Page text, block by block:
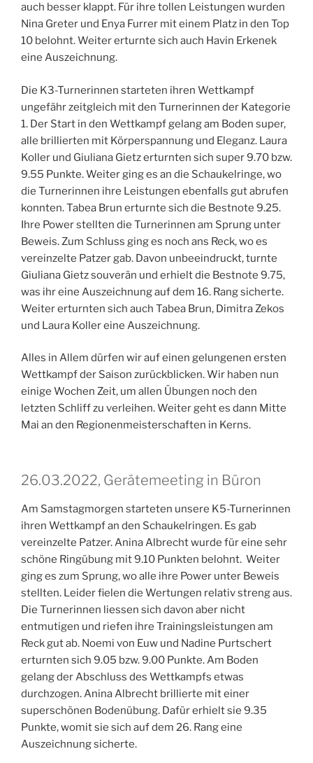
auch besser klappt. Für ihre tollen Leistungen wurden
Nina Greter und Enya Furrer mit einem Platz in den Top
10 belohnt. Weiter erturnte sich auch Havin Erkenek
eine Auszeichnung.
Die K3-Turnerinnen starteten ihren Wettkampf
ungefähr zeitgleich mit den Turnerinnen der Kategorie
1. Der Start in den Wettkampf gelang am Boden super,
alle brillierten mit Körperspannung und Eleganz. Laura
Koller und Giuliana Gietz erturnten sich super 9.70 bzw.
9.55 Punkte. Weiter ging es an die Schaukelringe, wo
die Turnerinnen ihre Leistungen ebenfalls gut abrufen
konnten. Tabea Brun erturnte sich die Bestnote 9.25.
Ihre Power stellten die Turnerinnen am Sprung unter
Beweis. Zum Schluss ging es noch ans Reck, wo es
vereinzelte Patzer gab. Davon unbeeindruckt, turnte
Giuliana Gietz souverän und erhielt die Bestnote 9.75,
was ihr eine Auszeichnung auf dem 16. Rang sicherte.
Weiter erturnten sich auch Tabea Brun, Dimitra Zekos
und Laura Koller eine Auszeichnung.
Alles in Allem dürfen wir auf einen gelungenen ersten
Wettkampf der Saison zurückblicken. Wir haben nun
einige Wochen Zeit, um allen Übungen noch den
letzten Schliff zu verleihen. Weiter geht es dann Mitte
Mai an den Regionenmeisterschaften in Kerns.
26.03.2022, Gerätemeeting in Büron
Am Samstagmorgen starteten unsere K5-Turnerinnen
ihren Wettkampf an den Schaukelringen. Es gab
vereinzelte Patzer. Anina Albrecht wurde für eine sehr
schöne Ringübung mit 9.10 Punkten belohnt. Weiter
ging es zum Sprung, wo alle ihre Power unter Beweis
stellten. Leider fielen die Wertungen relativ streng aus.
Die Turnerinnen liessen sich davon aber nicht
entmutigen und riefen ihre Trainingsleistungen am
Reck gut ab. Noemi von Euw und Nadine Purtschert
erturnten sich 9.05 bzw. 9.00 Punkte. Am Boden
gelang der Abschluss des Wettkampfs etwas
durchzogen. Anina Albrecht brillierte mit einer
superschönen Bodenübung. Dafür erhielt sie 9.35
Punkte, womit sie sich auf dem 26. Rang eine
Auszeichnung sicherte.